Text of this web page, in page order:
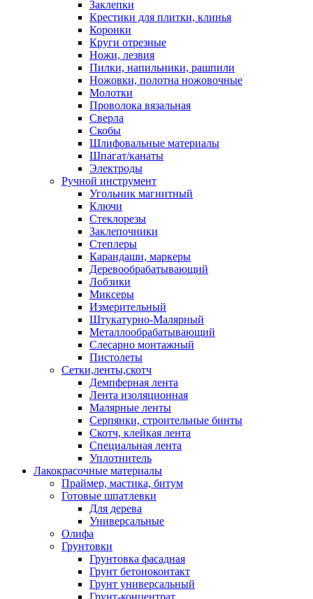
Заклепки
Крестики для плитки, клинья
Коронки
Круги отрезные
Ножи, лезвия
Пилки, напильники, рашпили
Ножовки, полотна ножовочные
Молотки
Проволока вязальная
Сверла
Скобы
Шлифовальные материалы
Шпагат/канаты
Электроды
Ручной инструмент
Угольник магнитный
Ключи
Стеклорезы
Заклепочники
Степлеры
Карандаши, маркеры
Деревообрабатывающий
Лобзики
Миксеры
Измерительный
Штукатурно-Малярный
Металлообрабатывающий
Слесарно монтажный
Пистолеты
Сетки,ленты,скотч
Демпферная лента
Лента изоляционная
Малярные ленты
Серпянки, строительные бинты
Скотч, клейкая лента
Специальная лента
Уплотнитель
Лакокрасочные материалы
Праймер, мастика, битум
Готовые шпатлевки
Для дерева
Универсальные
Олифа
Грунтовки
Грунтовка фасадная
Грунт бетоноконтакт
Грунт универсальный